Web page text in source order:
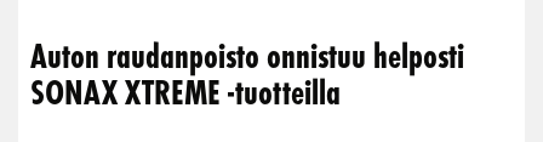
Auton raudanpoisto onnistuu helposti
SONAX XTREME -tuotteilla